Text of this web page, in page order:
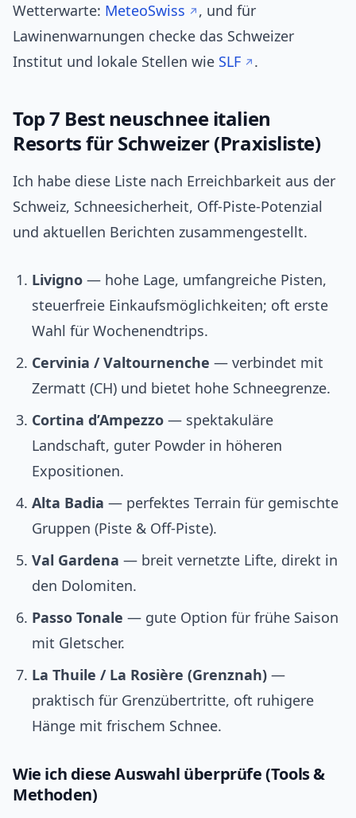
Wetterwarte: MeteoSwiss
, und für
Lawinenwarnungen checke das Schweizer
Institut und lokale Stellen wie SLF .
Top 7 Best neuschnee italien
Resorts für Schweizer (Praxisliste)
Ich habe diese Liste nach Erreichbarkeit aus der
Schweiz, Schneesicherheit, Off-Piste-Potenzial
und aktuellen Berichten zusammengestellt.
Livigno — hohe Lage, umfangreiche Pisten,
steuerfreie Einkaufsmöglichkeiten; oft erste
Wahl für Wochenendtrips.
Cervinia / Valtournenche — verbindet mit
Zermatt (CH) und bietet hohe Schneegrenze.
Cortina d’Ampezzo — spektakuläre
Landschaft, guter Powder in höheren
Expositionen.
Alta Badia — perfektes Terrain für gemischte
Gruppen (Piste & Off-Piste).
Val Gardena — breit vernetzte Lifte, direkt in
den Dolomiten.
Passo Tonale — gute Option für frühe Saison
mit Gletscher.
La Thuile / La Rosière (Grenznah) —
praktisch für Grenzübertritte, oft ruhigere
Hänge mit frischem Schnee.
Wie ich diese Auswahl überprüfe (Tools &
Methoden)